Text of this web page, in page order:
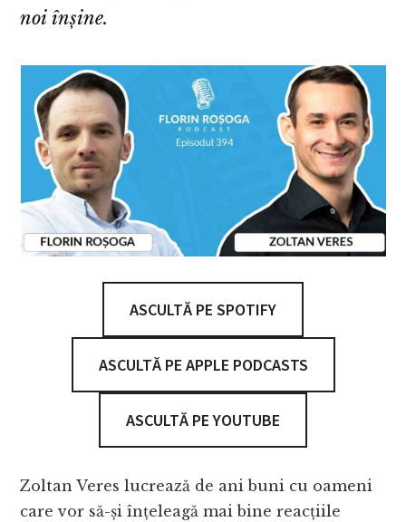
noi înșine.
ASCULTĂ PE SPOTIFY
ASCULTĂ PE APPLE PODCASTS
ASCULTĂ PE YOUTUBE
Zoltan Veres lucrează de ani buni cu oameni
care vor să-și înțeleagă mai bine reacțiile